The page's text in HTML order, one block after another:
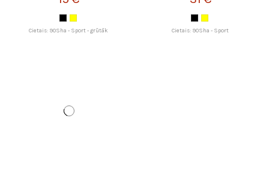
Cietais: 90Sha - Sport - grūtāk Cietais: 90Sha - Sport